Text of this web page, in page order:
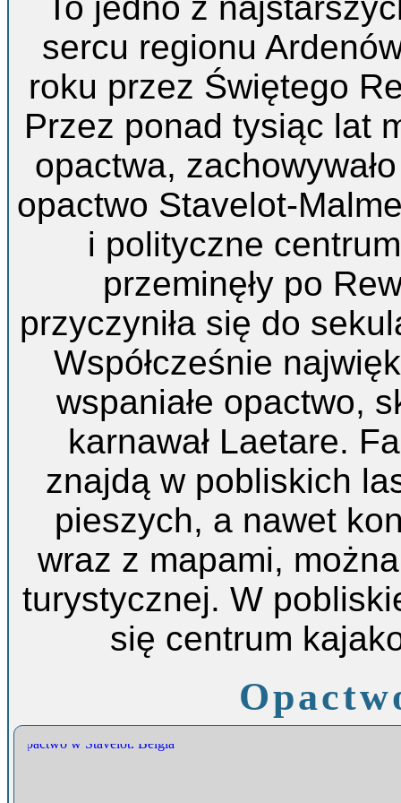
To jedno z
sercu regionu
roku przez Świętego
Przez ponad tysiąc lat
opactwa,
opactwo Stavelot-
i polityczne
przeminęły po
przyczyniła się do
Współcześnie
wspaniałe opactwo,
karnawał Laetare.
znajdą w pobliskich
pieszych, a nawet
wraz z mapami,
turystycznej. W
się centrum